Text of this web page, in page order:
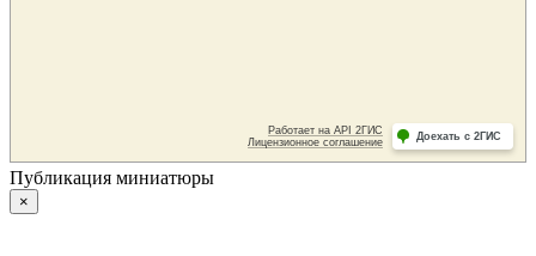
Публикация миниатюры
×